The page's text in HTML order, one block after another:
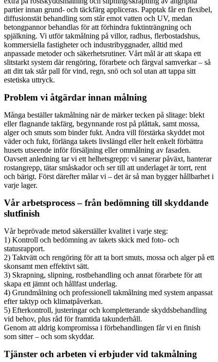
partier innan grund- och täckfärg appliceras. Papptak får en flexibel,
diffusionstät behandling som står emot vatten och UV, medan
betongpannor behandlas för att förhindra fuktinträngning och
spjälkning. Vi utför takmålning på villor, radhus, flerbostadshus,
kommersiella fastigheter och industribyggnader, alltid med
anpassade metoder och säkerhetsrutiner. Vårt mål är att skapa ett
slitstarkt system där rengöring, förarbete och färgval samverkar – så
att ditt tak står pall för vind, regn, snö och sol utan att tappa sitt
estetiska uttryck.
Problem vi åtgärdar innan målning
Många beställer takmålning när de märker tecken på slitage: blekt
eller flagnande takfärg, begynnande rost på plåttak, samt mossa,
alger och smuts som binder fukt. Andra vill förstärka skyddet mot
väder och fukt, förlänga takets livslängd eller helt enkelt förbättra
husets utseende inför försäljning eller ommålning av fasaden.
Oavsett anledning tar vi ett helhetsgrepp: vi sanerar påväxt, hanterar
rostangrepp, tätar småskador och ser till att underlaget är torrt, rent
och bärigt. Först därefter målar vi – det är så man bygger hållbarhet i
varje lager.
Vår arbetsprocess – från bedömning till skyddande
slutfinish
Vår beprövade metod säkerställer kvalitet i varje steg:
1) Kontroll och bedömning av takets skick med foto- och
statusrapport.
2) Taktvätt och rengöring för att ta bort smuts, mossa och alger på ett
skonsamt men effektivt sätt.
3) Skrapning, slipning, rostbehandling och annat förarbete för att
skapa ett jämnt och hållfast underlag.
4) Grundmålning och professionell takmålning med system anpassat
efter taktyp och klimatpåverkan.
5) Efterkontroll, justeringar och kompletterande skyddsbehandling
vid behov, plus råd för framtida takunderhåll.
Genom att aldrig kompromissa i förbehandlingen får vi en finish
som sitter – och som skyddar.
Tjänster och arbeten vi erbjuder vid takmålning